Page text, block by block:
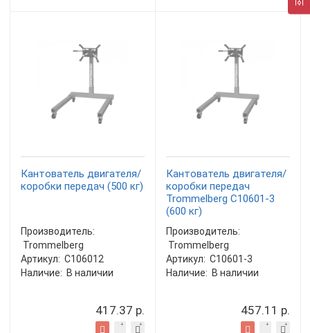
Кантователь двигателя/
коробки передач (500 кг)
Производитель:
Trommelberg
Артикул: C106012
Наличие: В наличии
417.37 р.
Кантователь двигателя/
коробки передач
Trommelberg C10601-3
(600 кг)
Производитель:
Trommelberg
Артикул: C10601-3
Наличие: В наличии
457.11 р.